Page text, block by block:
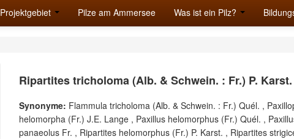
Projektgebiet Pilze am Ammersee Was ist ein Pilz?
Ripartites tricholoma (Alb. & Schwein. : Fr.) P. Karst.
Synonyme: Flammula tricholoma (Alb. & Schwein. : Fr.) Quél. ,
helomorpha (Fr.) J.E. Lange , Paxillus helomorphus (Fr.) Quél. ,
panaeolus Fr. , Ripartites helomorphus (Fr.) P. Karst. , Ripartites